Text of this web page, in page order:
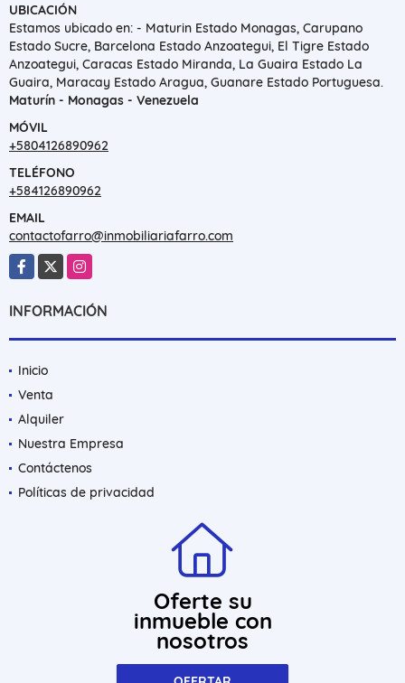
UBICACIÓN
Estamos ubicado en: - Maturin Estado Monagas, Carupano
Estado Sucre, Barcelona Estado Anzoategui, El Tigre Estado
Anzoategui, Caracas Estado Miranda, La Guaira Estado La
Guaira, Maracay Estado Aragua, Guanare Estado Portuguesa.
Maturín - Monagas - Venezuela
MÓVIL
+5804126890962
TELÉFONO
+584126890962
EMAIL
contactofarro@inmobiliariafarro.com
Facebook
X Instagram
INFORMACIÓN
Inicio
Venta
Alquiler
Nuestra Empresa
Contáctenos
Políticas de privacidad
Oferte su
inmueble con
nosotros